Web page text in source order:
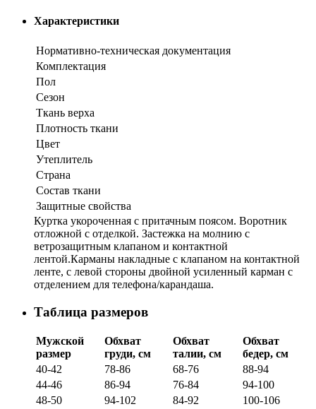
Характеристики
Нормативно-техническая документация
Комплектация
Пол
Сезон
Ткань верха
Плотность ткани
Цвет
Утеплитель
Страна
Состав ткани
Защитные свойства
Куртка укороченная с притачным поясом. Воротник
отложной с отделкой. Застежка на молнию с
ветрозащитным клапаном и контактной
лентой.Карманы накладные с клапаном на контактной
ленте, с левой стороны двойной усиленный карман с
отделением для телефона/карандаша.
Таблица размеров
Мужской
размер
Обхват
груди, см
Обхват
талии, см
Обхват
бедер, см
40-42
78-86 68-76
88-94
44-46
86-94 76-84
94-100
48-50
94-102 84-92
100-106